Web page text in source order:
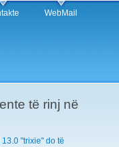
WebMail
të rinj në
13.0 "trixie" do të